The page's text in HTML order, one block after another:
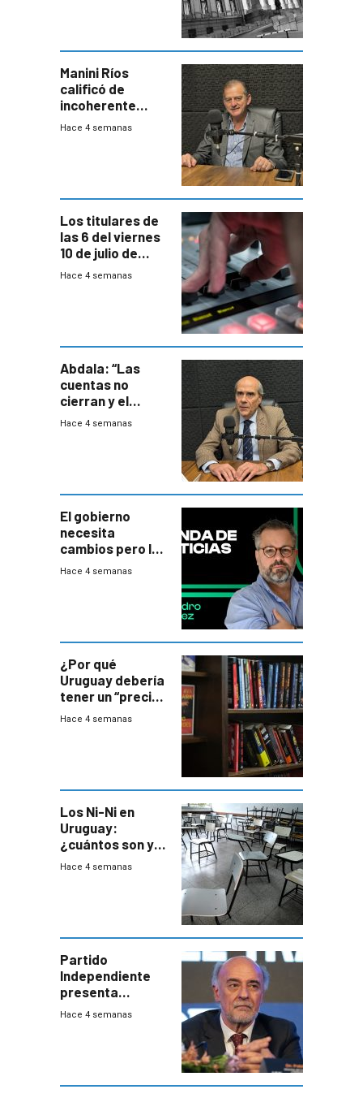
Manini Ríos
calificó de
incoherente
decisión de
Hace 4 semanas
Los titulares de
las 6 del viernes
10 de julio de
2026
Hace 4 semanas
Abdala: “Las
cuentas no
cierran y el
balance del
Hace 4 semanas
El gobierno
necesita
cambios pero los
ministros tienen
Hace 4 semanas
¿Por qué
Uruguay debería
tener un “precio
único” en los
Hace 4 semanas
Los Ni-Ni en
Uruguay:
¿cuántos son y
en dónde están?
Hace 4 semanas
Partido
Independiente
presenta
demanda civil
Hace 4 semanas